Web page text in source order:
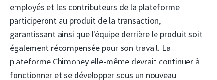
employés et les contributeurs de la plateforme
participeront au produit de la transaction,
garantissant ainsi que l'équipe derrière le produit soit
également récompensée pour son travail. La
plateforme Chimoney elle-même devrait continuer à
fonctionner et se développer sous un nouveau